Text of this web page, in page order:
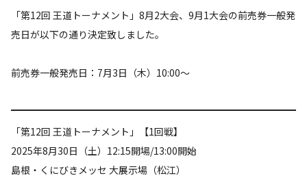
「第12回 王道トーナメント」8月2大会、9月1大会の前売券一般発
売日が以下の通り決定致しました。
前売券一般発売日：7月3日（木）10:00～
「第12回 王道トーナメント」【1回戦】
2025年8月30日（土）12:15開場/13:00開始
島根・くにびきメッセ 大展示場（松江）